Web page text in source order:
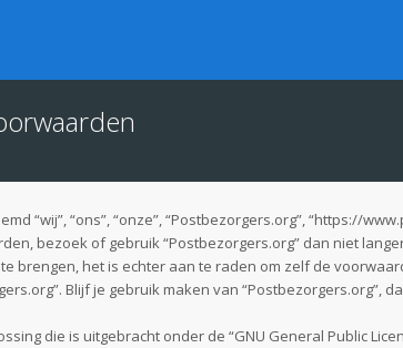
“wij”, “ons”, “onze”, “Postbezorgers.org”, “https://
bezoek of gebruik “Postbezorgers.org” dan niet
brengen, het is echter aan te raden om zelf de
Blijf je gebruik maken van “Postbezorgers.org”,
die is uitgebracht onder de “GNU General Public